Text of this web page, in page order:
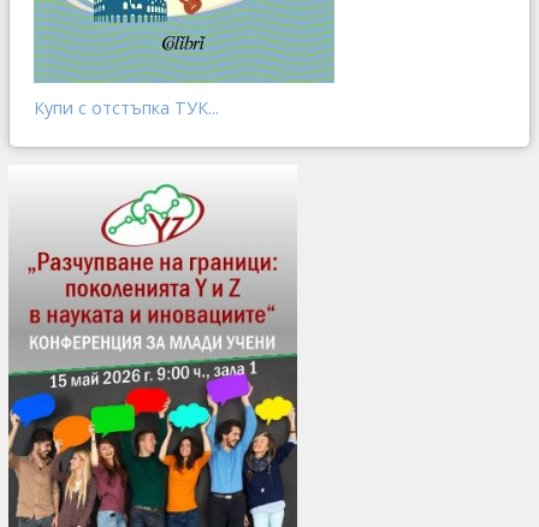
Купи с отстъпка ТУК...